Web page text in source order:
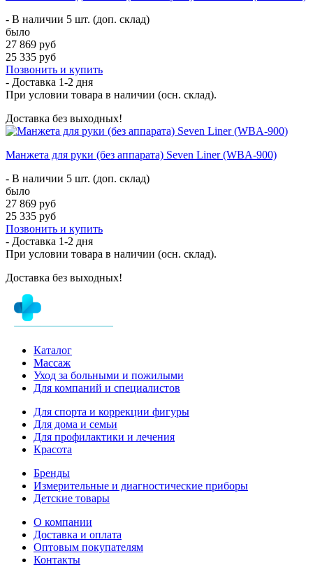
- В наличии 5 шт. (доп. склад)
было
27 869 руб
25 335 руб
Позвонить и купить
- Доставка 1-2 дня
При условии товара в наличии (осн. склад).
Доставка без выходных!
Манжета для руки (без аппарата) Seven Liner (WBA-900)
- В наличии 5 шт. (доп. склад)
было
27 869 руб
25 335 руб
Позвонить и купить
- Доставка 1-2 дня
При условии товара в наличии (осн. склад).
Доставка без выходных!
Каталог
Массаж
Уход за больными и пожилыми
Для компаний и специалистов
Для спорта и коррекции фигуры
Для дома и семьи
Для профилактики и лечения
Красота
Бренды
Измерительные и диагностические приборы
Детские товары
О компании
Доставка и оплата
Оптовым покупателям
Контакты